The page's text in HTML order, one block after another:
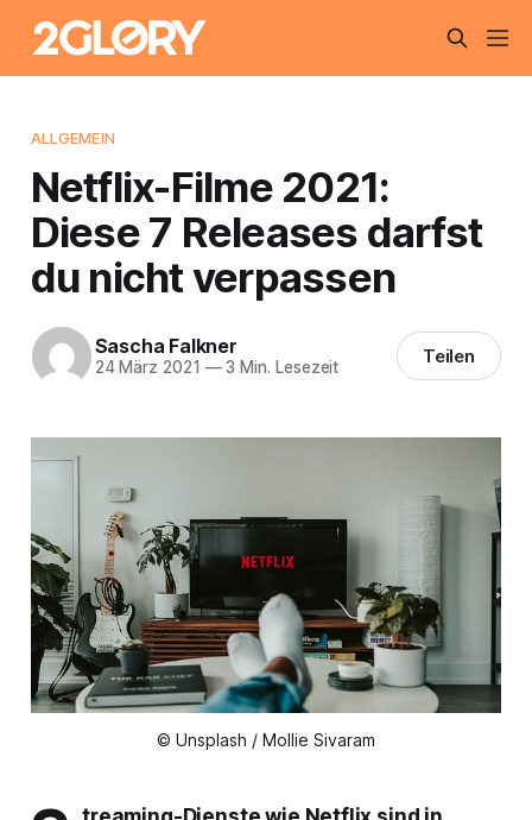
ALLGEMEIN
Netflix-Filme 2021:
Diese 7 Releases darfst
du nicht verpassen
Sascha Falkner
24 März 2021 —3 Min. Lesezeit Teilen
© Unsplash / Mollie Sivaram